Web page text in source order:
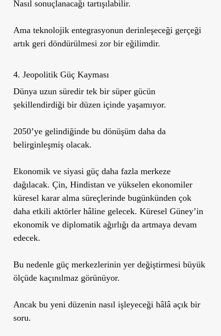
Nasıl sonuçlanacağı tartışılabilir.
Ama teknolojik entegrasyonun derinleşeceği gerçeği
artık geri döndürülmesi zor bir eğilimdir.
4. Jeopolitik Güç Kayması
Dünya uzun süredir tek bir süper gücün
şekillendirdiği bir düzen içinde yaşamıyor.
2050’ye gelindiğinde bu dönüşüm daha da
belirginleşmiş olacak.
Ekonomik ve siyasi güç daha fazla merkeze
dağılacak. Çin, Hindistan ve yükselen ekonomiler
küresel karar alma süreçlerinde bugünkünden çok
daha etkili aktörler hâline gelecek. Küresel Güney’in
ekonomik ve diplomatik ağırlığı da artmaya devam
edecek.
Bu nedenle güç merkezlerinin yer değiştirmesi büyük
ölçüde kaçınılmaz görünüyor.
Ancak bu yeni düzenin nasıl işleyeceği hâlâ açık bir
soru.